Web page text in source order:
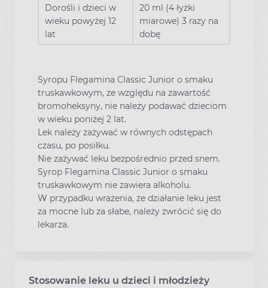
Dorośli i dzieci w
wieku powyżej 12
lat
20 ml (4 łyżki
miarowe) 3 razy na
dobę
Syropu Flegamina Classic Junior o smaku
truskawkowym, ze względu na zawartość
bromoheksyny, nie należy podawać dzieciom
w wieku poniżej 2 lat.
Lek należy zażywać w równych odstępach
czasu, po posiłku.
Nie zażywać leku bezpośrednio przed snem.
Syrop Flegamina Classic Junior o smaku
truskawkowym nie zawiera alkoholu.
W przypadku wrażenia, że działanie leku jest
za mocne lub za słabe, należy zwrócić się do
lekarza.
Stosowanie leku u dzieci i młodzieży